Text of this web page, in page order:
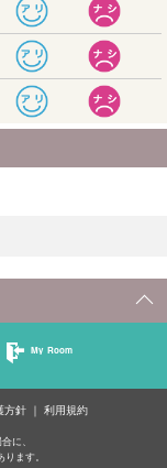
My Room
方針 利用規約
に、
ます。